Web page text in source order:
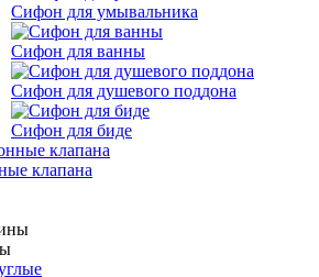
Сифон для умывальника
Сифон для ванны
Сифон для душевого поддона
Сифон для биде
клапана